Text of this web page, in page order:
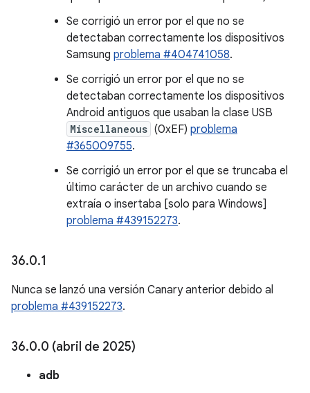
Se corrigió un error por el que no se
detectaban correctamente los dispositivos
Samsung problema #404741058.
Se corrigió un error por el que no se
detectaban correctamente los dispositivos
Android antiguos que usaban la clase USB
Miscellaneous (0xEF) problema
#365009755.
Se corrigió un error por el que se truncaba el
último carácter de un archivo cuando se
extraía o insertaba [solo para Windows]
problema #439152273.
36.0.1
Nunca se lanzó una versión Canary anterior debido al
problema #439152273.
36.0.0 (abril de 2025)
adb